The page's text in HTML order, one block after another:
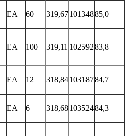
EA 60 319,6710134885,0
EA 100 319,11 10259283,8
EA 12 318,8410318784,7
EA 6 318,6810352484,3